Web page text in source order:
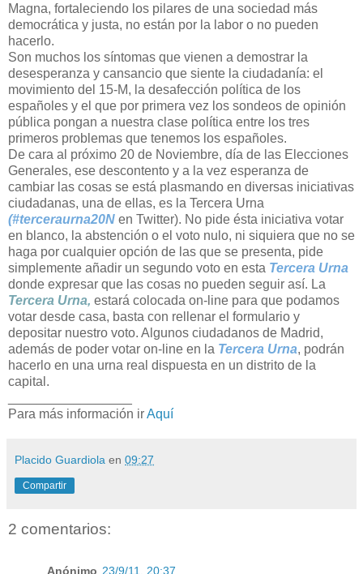
Magna, fortaleciendo los pilares de una sociedad más
democrática y justa, no están por la labor o no pueden
hacerlo.
Son muchos los síntomas que vienen a demostrar la
desesperanza y cansancio que siente la ciudadanía: el
movimiento del 15-M, la desafección política de los
españoles y el que por primera vez los sondeos de opinión
pública pongan a nuestra clase política entre los tres
primeros problemas que tenemos los españoles.
De cara al próximo 20 de Noviembre, día de las Elecciones
Generales, ese descontento y a la vez esperanza de
cambiar las cosas se está plasmando en diversas iniciativas
ciudadanas, una de ellas, es la Tercera Urna
(#terceraurna20N en Twitter). No pide ésta iniciativa votar
en blanco, la abstención o el voto nulo, ni siquiera que no se
haga por cualquier opción de las que se presenta, pide
simplemente añadir un segundo voto en esta Tercera Urna
donde expresar que las cosas no pueden seguir así. La
Tercera Urna, estará colocada on-line para que podamos
votar desde casa, basta con rellenar el formulario y
depositar nuestro voto. Algunos ciudadanos de Madrid,
además de poder votar on-line en la Tercera Urna, podrán
hacerlo en una urna real dispuesta en un distrito de la
capital.
Para más información irAquí
Placido Guardiola en 09:27
Compartir
2 comentarios:
Anónimo 23/9/11, 20:37